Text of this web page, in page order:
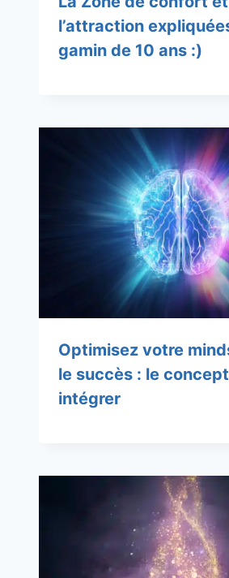
l’attraction
gamin de 10 ans :)
Optimisez votre
le succès : le
intégrer